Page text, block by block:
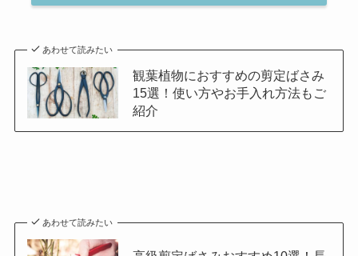
あわせて読みたい
観葉植物におすすめの剪定ばさみ
15選！使い方やお手入れ方法もご
紹介
あわせて読みたい